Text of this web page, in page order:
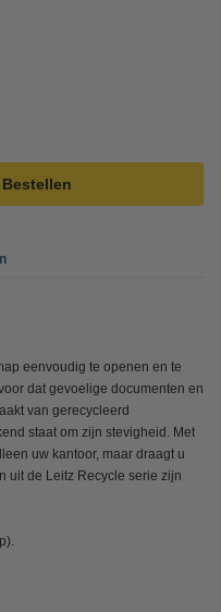
Bestellen
eenvoudig te openen en te
dat gevoelige documenten en
van gerecycleerd
staat om zijn stevigheid. Met
uw kantoor, maar draagt u
uit de Leitz Recycle serie zijn